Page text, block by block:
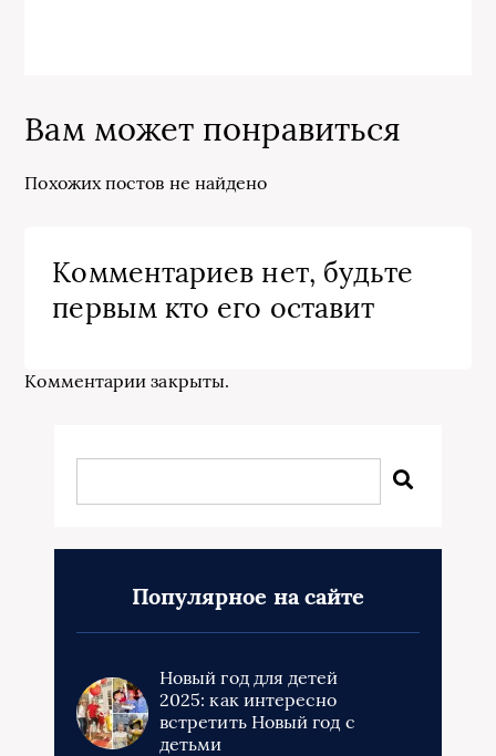
Вам может понравиться
Похожих постов не найдено
Комментариев нет, будьте
первым кто его оставит
Комментарии закрыты.
Популярное на сайте
Новый год для детей
2025: как интересно
встретить Новый год с
детьми